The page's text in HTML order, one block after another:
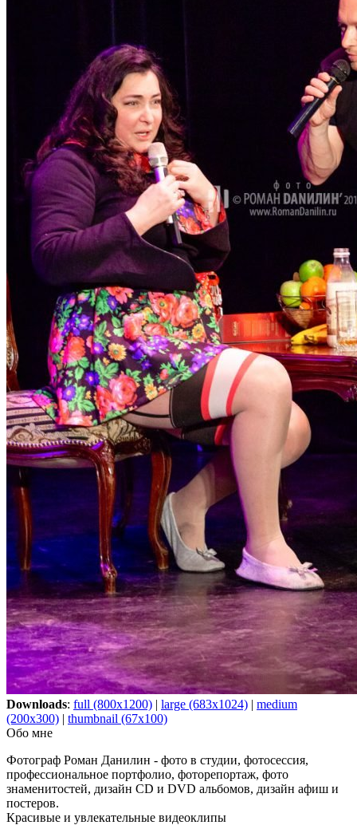
Downloads: full (800x1200) | large (683x1024) | medium
(200x300) | thumbnail (67x100)
Обо мне
Фотограф Роман Данилин - фото в студии, фотосессия,
профессиональное портфолио, фоторепортаж, фото
знаменитостей, дизайн CD и DVD альбомов, дизайн афиш и
постеров.
Красивые и увлекательные видеоклипы